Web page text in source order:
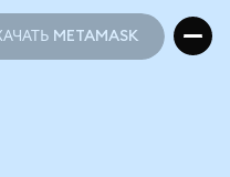
METAMASK